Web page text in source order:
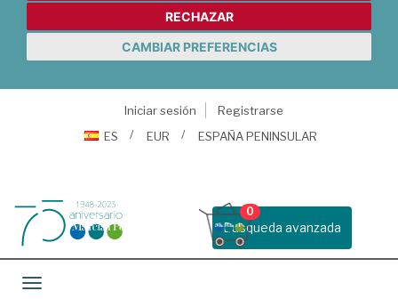
RECHAZAR
CAMBIAR PREFERENCIAS
Iniciar sesión
Registrarse
ES
EUR ESPAÑA PENINSULAR
Busqueda avanzada
0
Toggle navigation